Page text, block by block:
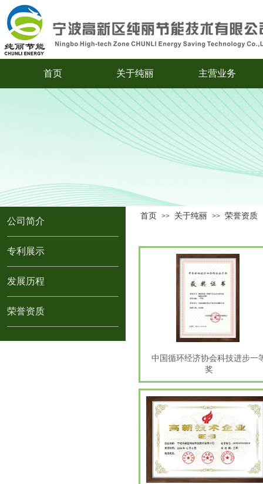
首页 关于纯丽 主营业务
公司简介
专利展示
发展历程
荣誉资质
首页 >> 关于纯丽 >> 荣誉资质
中国循环经济协会科技进步一
奖